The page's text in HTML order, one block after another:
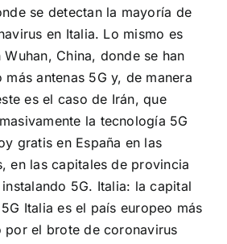
se detectan la mayoría de
en Italia. Lo mismo es
China, donde se han
más antenas 5G y, de manera
es el caso de Irán, que
la tecnología 5G
gratis en España en las
en las capitales de provincia
5G. Italia: la capital
Italia es el país europeo más
por el brote de coronavirus